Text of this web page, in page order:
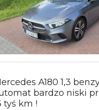
A180 1,3
bardzo niski
tyś km !